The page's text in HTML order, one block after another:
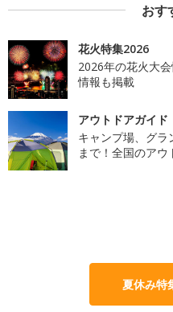
おす
花火特集2026
2026年の花火大
情報も掲載
アウトドアガイド
キャンプ場、グ
まで！全国のア
夏休み特